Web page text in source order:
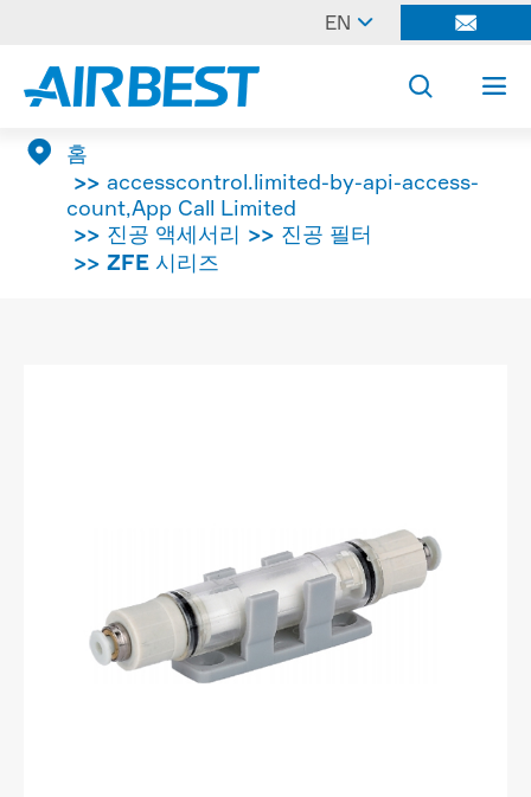
EN  
 

홈
accesscontrol.limited-by-api-access-
count,App Call Limited
진공 액세서리
진공 필터
ZFE 시리즈